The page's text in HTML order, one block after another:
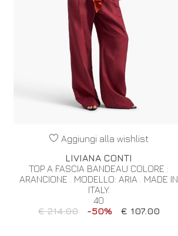
Aggiungi alla wishlist
LIVIANA CONTI
TOP A FASCIA BANDEAU COLORE :
ARANCIONE . MODELLO: ARIA . MADE IN
ITALY.
40
€ 214.00
-50% € 107.00